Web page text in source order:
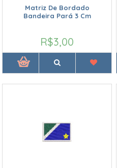
Matriz De Bordado
Bandeira Pará 3 Cm
R$3,00